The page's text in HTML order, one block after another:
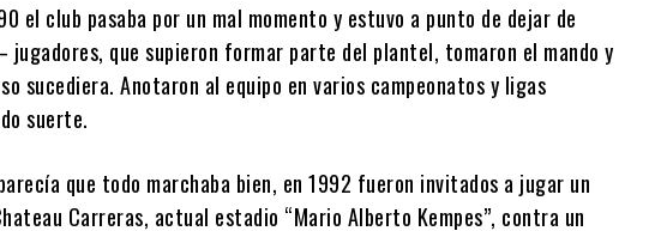
el club pasaba por un mal momento y estuvo a punto de dejar de
jugadores, que supieron formar parte del plantel, tomaron el mando y
sucediera. Anotaron al equipo en varios campeonatos y ligas
suerte.
que todo marchaba bien, en 1992 fueron invitados a jugar un
Carreras, actual estadio “Mario Alberto Kempes”, contra un